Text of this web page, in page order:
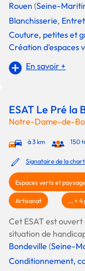
Rouen (Seine-
Blanchisserie,
Couture, petites et
Création d'espaces
En savoir +
ESAT Le Pré
Notre-Dame-de-
à 3 km 150
Signataire de la
Espaces verts et
Artisanat ... + 4
Cet ESAT est
situation de
Bondeville(Seine-
Conditionnement,